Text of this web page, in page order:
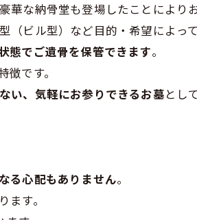
な納骨堂も登場したことにより
ビル型）など目的・希望によっ
態でご遺骨を保管できます。
です。
い、気軽にお参りできるお墓とし
る心配もありません。
す。